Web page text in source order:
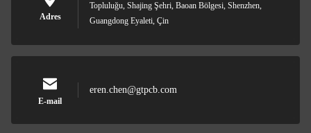
Adres
Topluluğu, Shajing Şehri, Baoan Bölgesi, Shenzhen,
Guangdong Eyaleti, Çin
E-mail
eren.chen@gtpcb.com